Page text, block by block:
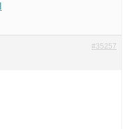
#35257